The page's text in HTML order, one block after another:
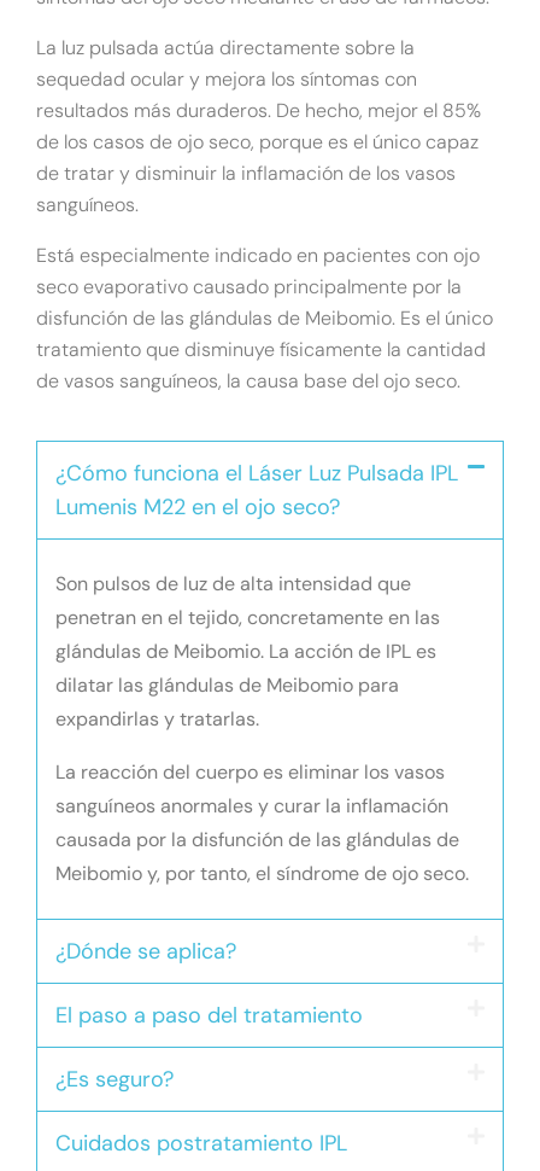
La luz pulsada actúa directamente sobre la
sequedad ocular y mejora los síntomas con
resultados más duraderos. De hecho, mejor el 85%
de los casos de ojo seco, porque es el único capaz
de tratar y disminuir la inflamación de los vasos
sanguíneos.
Está especialmente indicado en pacientes con ojo
seco evaporativo causado principalmente por la
disfunción de las glándulas de Meibomio. Es el único
tratamiento que disminuye físicamente la cantidad
de vasos sanguíneos, la causa base del ojo seco.
¿Cómo funciona el Láser Luz Pulsada IPL
Lumenis M22 en el ojo seco?
Son pulsos de luz de alta intensidad que
penetran en el tejido, concretamente en las
glándulas de Meibomio. La acción de IPL es
dilatar las glándulas de Meibomio para
expandirlas y tratarlas.
La reacción del cuerpo es eliminar los vasos
sanguíneos anormales y curar la inflamación
causada por la disfunción de las glándulas de
Meibomio y, por tanto, el síndrome de ojo seco.
¿Dónde se aplica?
El paso a paso del tratamiento
¿Es seguro?
Cuidados postratamiento IPL